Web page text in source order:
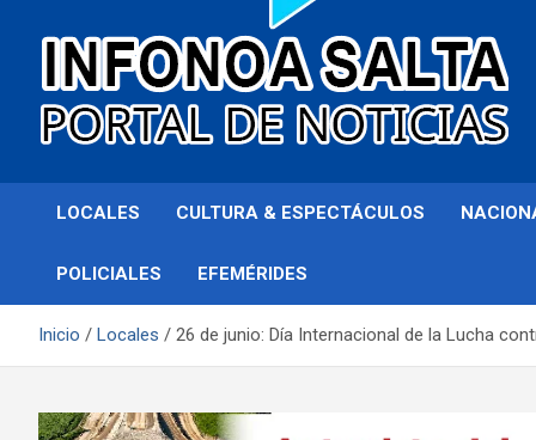
Infonoa Salta
LOCALES CULTURA & ESPECTÁCULOS
POLICIALES EFEMÉRIDES
Inicio Locales 26 de junio: Día Internacional de la Lucha